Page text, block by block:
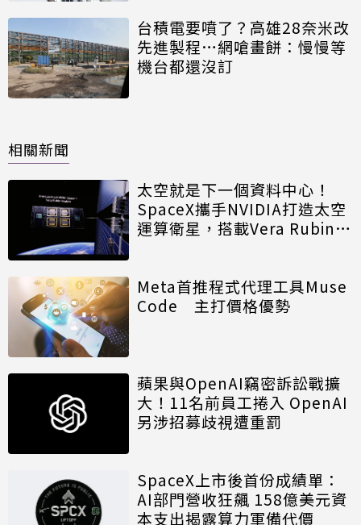
台積電要噴了？高雄28奈米改
先進製程…網嗆畫餅：慢慢等
機台都還沒訂
相關新聞
太空就是下一個資料中心！
SpaceX攜手NVIDIA打造太空
運算衛星，搭載Vera Rubin運
Meta首推程式代理工具Muse
Code 主打價格優勢
蘋果與OpenAI竊密訴訟戰擴
大！11名前員工捲入 OpenAI
另涉招募歧視遭重罰
SpaceX上市後首份成績單：
AI部門營收狂飆 158億美元資
本支出揭露算力軍備代價